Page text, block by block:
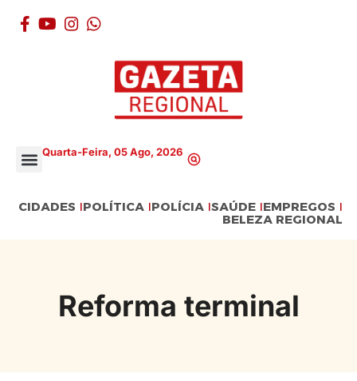
Quarta-Feira, 05 Ago, 2026
CIDADES POLÍTICA POLÍCIA SAÚDE EMPREGOS
BELEZA REGIONAL
Reforma terminal